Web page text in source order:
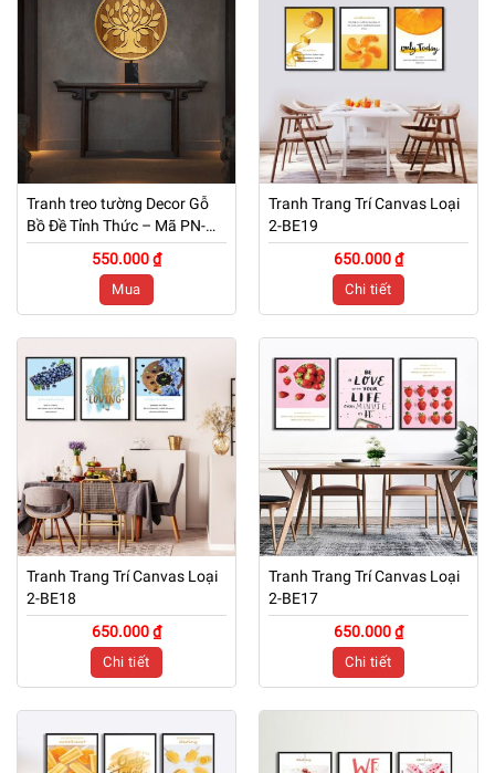
Tranh treo tường Decor Gỗ
Bồ Đề Tỉnh Thức – Mã PN-
TG01
550.000 ₫
Mua
Tranh Trang Trí Canvas Loại
2-BE19
650.000 ₫
Chi tiết
Tranh Trang Trí Canvas Loại
2-BE18
650.000 ₫
Chi tiết
Tranh Trang Trí Canvas Loại
2-BE17
650.000 ₫
Chi tiết